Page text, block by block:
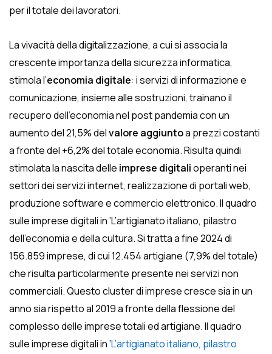
per il totale dei lavoratori.
La vivacità della digitalizzazione, a cui si associa la
crescente importanza della sicurezza informatica,
stimola l’economia digitale: i servizi di informazione e
comunicazione, insieme alle sostruzioni, trainano il
recupero dell’economia nel post pandemia con un
aumento del 21,5% delvalore aggiuntoa prezzi costanti
a fronte del +6,2% del totale economia. Risulta quindi
stimolata la nascita delle imprese digitalioperanti nei
settori dei servizi internet, realizzazione di portali web,
produzione software e commercio elettronico. Il quadro
sulle imprese digitali in ‘L’artigianato italiano, pilastro
dell’economia e della cultura. Si tratta a fine 2024 di
156.859 imprese, di cui 12.454 artigiane (7,9% del totale)
che risulta particolarmente presente nei servizi non
commerciali. Questo cluster di imprese cresce sia in un
anno sia rispetto al 2019 a fronte della flessione del
complesso delle imprese totali ed artigiane. Il quadro
sulle imprese digitali in ‘L’artigianato italiano, pilastro